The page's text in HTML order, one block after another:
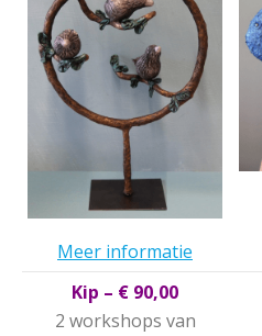
Meer informatie
Kip – € 90,00
2 workshops van